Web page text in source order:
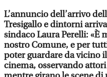
L’annuncio dell’arrivo
Tresigallo e dintorni
sindaco Laura Perelli: «È
nostro Comune, e per
poter guardare da vicino
cinema, osservando